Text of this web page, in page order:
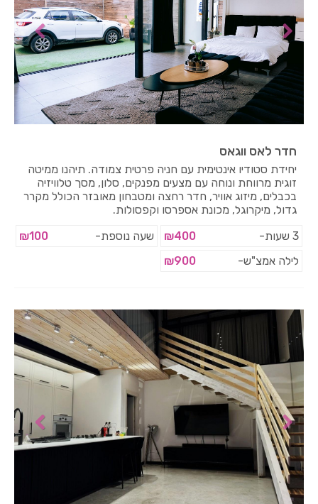
חדר לאס ווגאס
יחידת סטודיו אינטימית עם חניה פרטית צמודה. תיהנו ממיטה
זוגית מרווחת ונוחה עם מצעים מפנקים, סלון, מסך טלוויזיה
בכבלים, מיזוג אוויר, חדר רחצה ומטבחון מאובזר הכולל מקרר
גדול, מיקרוגל, מכונת אספרסו וקפסולות.
3 שעות-
₪400 שעה נוספת-
₪100
לילה אמצ"ש-
₪900